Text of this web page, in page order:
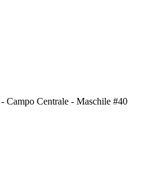
Campo Centrale - Maschile #40